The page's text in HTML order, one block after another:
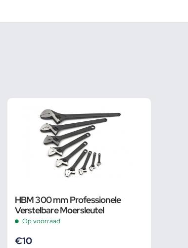
HBM 300 mm Professionele
Verstelbare Moersleutel
Op voorraad
€10